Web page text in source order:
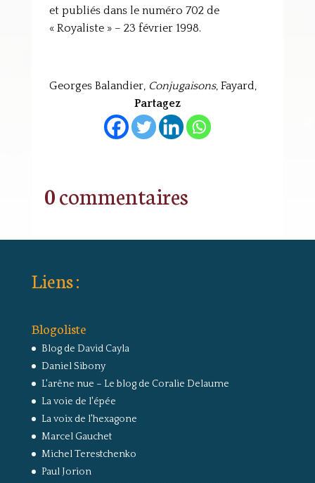
et publiés dans le numéro 702 de
« Royaliste » – 23 février 1998.
Georges Balandier, Conjugaisons, Fayard,
Partagez
0 commentaires
Liens :
Blogoliste
Blog de David Cayla
Daniel Sibony
L'arêne nue – Le blog de Coralie Delaume
La voie de l'épée
La voix de l'hexagone
Marcel Gauchet
Michel Terestchenko
Paul Jorion